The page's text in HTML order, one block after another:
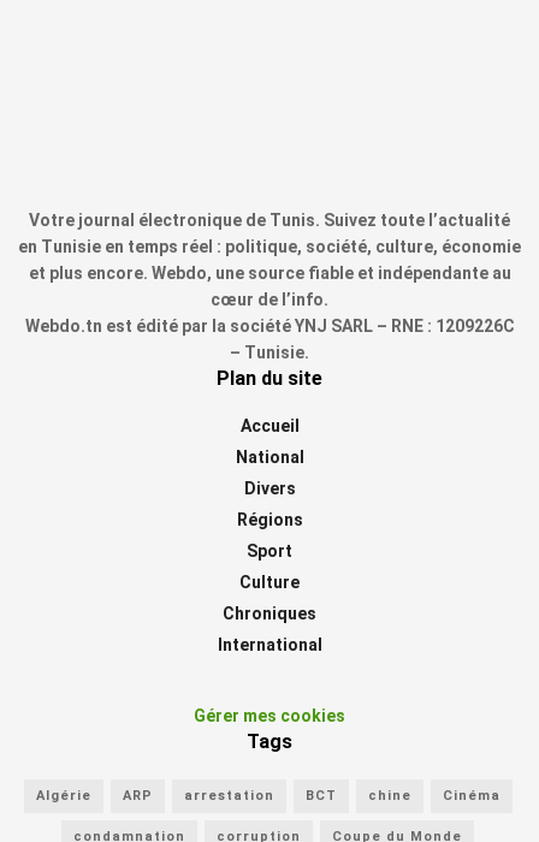
Votre journal électronique de Tunis. Suivez toute l’actualité
en Tunisie en temps réel : politique, société, culture, économie
et plus encore. Webdo, une source fiable et indépendante au
cœur de l’info.
Webdo.tn est édité par la société YNJ SARL – RNE : 1209226C
– Tunisie.
Plan du site
Accueil
National
Divers
Régions
Sport
Culture
Chroniques
International
Gérer mes cookies
Tags
Algérie ARP arrestation BCT chine Cinéma
condamnation corruption Coupe du Monde